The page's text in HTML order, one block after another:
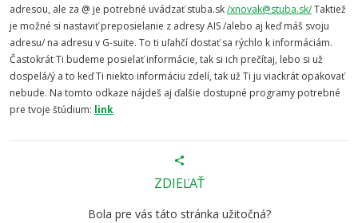
adresou, ale za @ je potrebné uvádzať stuba.sk/xnovak@stuba.sk/Taktiež
je možné si nastaviť preposielanie z adresy AIS /alebo aj keď máš svoju
adresu/ na adresu v G-suite. To ti uľahčí dostať sa rýchlo k informáciám.
Častokrát Ti budeme posielať informácie, tak si ich prečítaj, lebo si už
dospelá/ý a to keď Ti niekto informáciu zdelí, tak už Ti ju viackrát opakovať
nebude. Na tomto odkaze nájdeš aj ďalšie dostupné programy potrebné
pre tvoje štúdium: link
ZDIEĽAŤ
Bola pre vás táto stránka užitočná?